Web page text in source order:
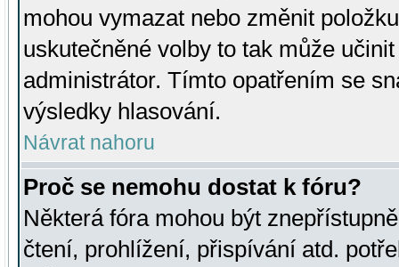
mohou vymazat nebo změnit
uskutečněné volby to tak může
administrátor. Tímto opatřením se
výsledky hlasování.
Návrat nahoru
Proč se nemohu dostat k fóru?
Některá fóra mohou být
čtení, prohlížení, přispívání atd.